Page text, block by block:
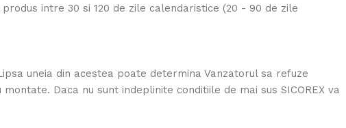
intre 30 si 120 de zile calendaristice (20 - 90 de zile
uneia din acestea poate determina Vanzatorul sa refuze
Daca nu sunt indeplinite conditiile de mai sus SICOREX va